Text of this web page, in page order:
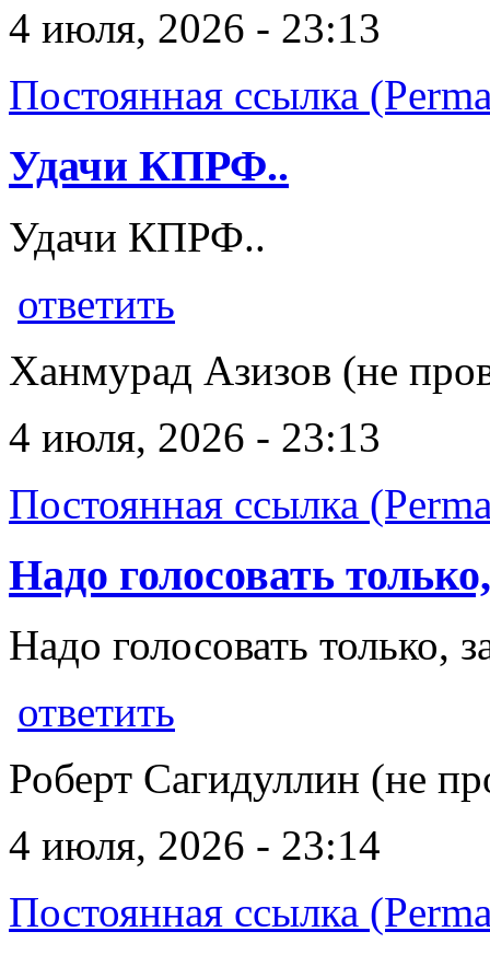
4 июля, 2026 - 23:13
Постоянная ссылка
Удачи КПРФ..
Удачи КПРФ..
ответить
Ханмурад Азизов (не
4 июля, 2026 - 23:13
Постоянная ссылка
Надо голосовать
Надо голосовать только,
ответить
Роберт Сагидуллин (не
4 июля, 2026 - 23:14
Постоянная ссылка